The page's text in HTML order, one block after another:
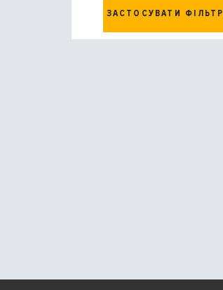
ЗАСТОСУВАТИ ФІЛЬТР